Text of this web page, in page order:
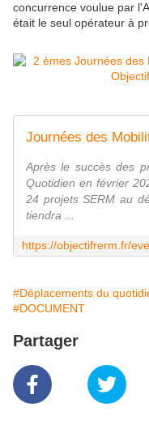
concurrence voulue par
était le seul opérateur à
Après le succès des
Quotidien en février
24 projets SERM au
tiendra ...
#Déplacements du
#DOCUMENT
Partager